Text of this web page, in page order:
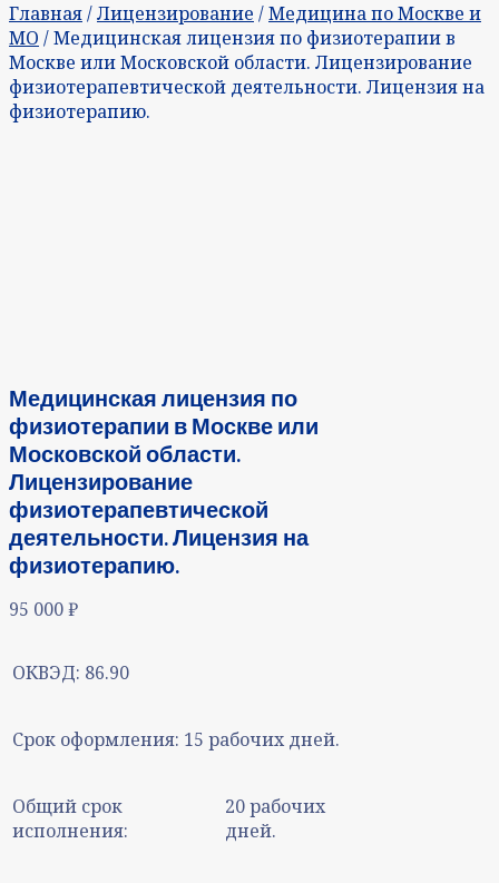
Главная/Лицензирование /Медицина по Москве и
МО / Медицинская лицензия по физиотерапии в
Москве или Московской области. Лицензирование
физиотерапевтической деятельности. Лицензия на
физиотерапию.
Медицинская лицензия по
физиотерапии в Москве или
Московской области.
Лицензирование
физиотерапевтической
деятельности. Лицензия на
физиотерапию.
95 000₽
ОКВЭД: 86.90
Срок оформления: 15 рабочих дней.
Общий срок
исполнения:
20 рабочих
дней.